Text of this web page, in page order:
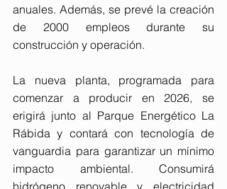
anuales. Además, se prevé la creación
de 2000 empleos durante su
construcción y operación.
La nueva planta, programada para
comenzar a producir en 2026, se
erigirá junto al Parque Energético La
Rábida y contará con tecnología de
vanguardia para garantizar un mínimo
impacto ambiental. Consumirá